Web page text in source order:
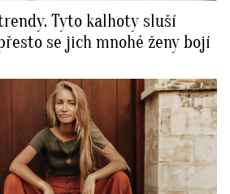
Tyto kalhoty sluší
se jich mnohé ženy bojí